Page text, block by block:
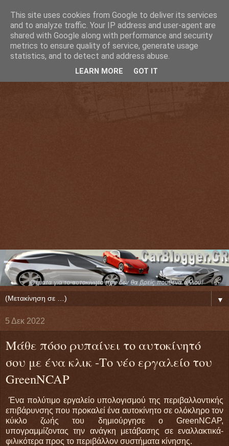
▼
5 Δεκ 2022
Μάθε πόσο ρυπαίνει το αυτοκίνητό
σου με ένα κλικ -Το νέο εργαλείο του
GreenNCAP
Ένα πολύτιμο εργαλείο υπολογισμού της περιβαλλοντικής
επιβάρυνσης που προκαλεί ένα αυτοκίνητο σε ολόκληρο τον
κύκλο ζωής του δημιούργησε ο GreenNCAP,
υπογραμμίζοντας την ανάγκη μετάβασης σε εναλλακτικά-
φιλικότερα προς το περιβάλλον συστήματα κίνησης.
This site uses cookies from Google to deliver its services
and to analyze traffic. Your IP address and user-agent are
shared with Google along with performance and security
metrics to ensure quality of service, generate usage
statistics, and to detect and address abuse.
LEARN MORE GOT IT